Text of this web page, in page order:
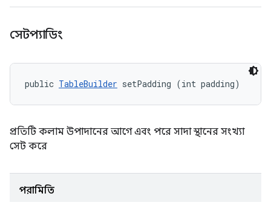
সেটপ্যাডিং
public TableBuilder setPadding (int padding)
প্রতিটি কলাম উপাদানের আগে এবং পরে সাদা স্থানের সংখ্যা
সেট করে
পরামিতি